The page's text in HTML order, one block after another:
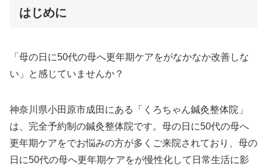
はじめに
「母の日に50代の母へ更年期ケアをがなかなか改善しな
い」と感じていませんか？
神奈川県小田原市成田にある「くろちゃん鍼灸整体院」
は、完全予約制の鍼灸整体院です。母の日に50代の母へ
更年期ケアをでお悩みの方が多くご来院されており、母の
日に50代の母へ更年期ケアをが慢性化して日常生活に影